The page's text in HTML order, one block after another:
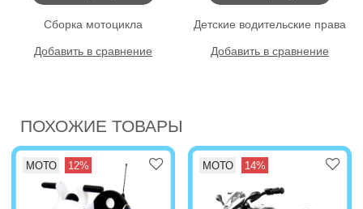
Сборка мотоцикла
Добавить в сравнение
Детские водительские права
Добавить в сравнение
ПОХОЖИЕ ТОВАРЫ
МОТО 12% МОТО 14%